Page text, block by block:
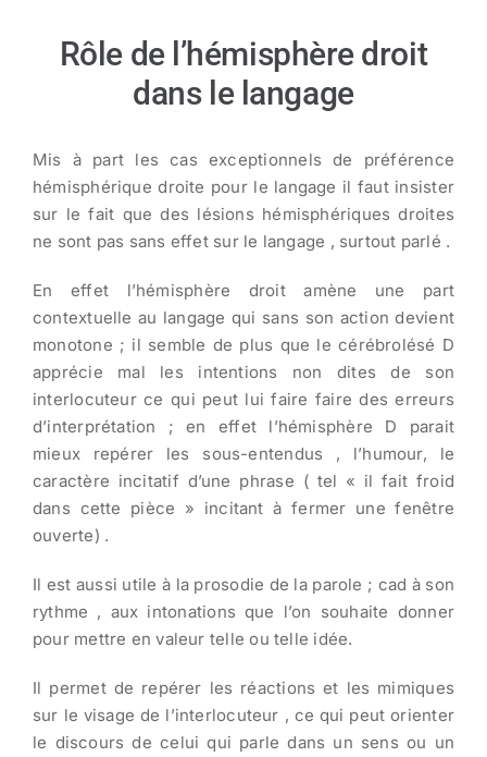
Rôle de l’hémisphère droit
dans le langage
Mis à part les cas exceptionnels de préférence
hémisphérique droite pour le langage il faut insister
sur le fait que des lésions hémisphériques droites
ne sont pas sans effet sur le langage , surtout parlé .
En effet l’hémisphère droit amène une part
contextuelle au langage qui sans son action devient
monotone ; il semble de plus que le cérébrolésé D
apprécie mal les intentions non dites de son
interlocuteur ce qui peut lui faire faire des erreurs
d’interprétation ; en effet l’hémisphère D parait
mieux repérer les sous-entendus , l’humour, le
caractère incitatif d’une phrase ( tel « il fait froid
dans cette pièce » incitant à fermer une fenêtre
ouverte) .
Il est aussi utile à la prosodie de la parole ; cad à son
rythme , aux intonations que l’on souhaite donner
pour mettre en valeur telle ou telle idée.
Il permet de repérer les réactions et les mimiques
sur le visage de l’interlocuteur , ce qui peut orienter
le discours de celui qui parle dans un sens ou un